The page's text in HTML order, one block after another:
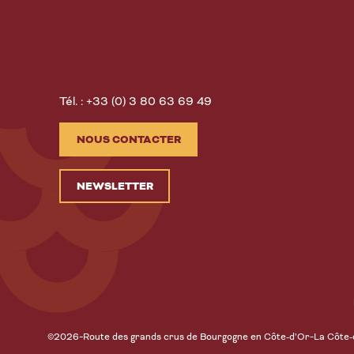
Tél. : +33 (0) 3 80 63 69 49
NOUS CONTACTER
NEWSLETTER
©2026-Route des grands crus de Bourgogne en Côte-d’Or-La